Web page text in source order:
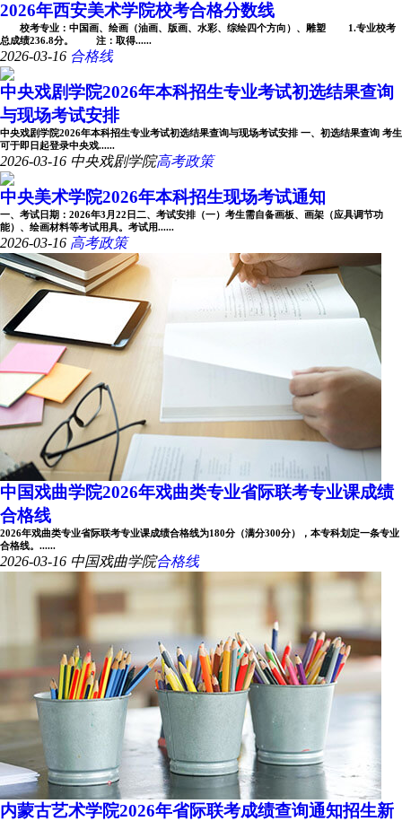
2026年西安美术学院校考合格分数线
校考专业：中国画、绘画（油画、版画、水彩、综绘四个方向）、雕塑 1.专业校考
总成绩236.8分。 注：取得......
2026-03-16 合格线
中央戏剧学院2026年本科招生专业考试初选结果查询
与现场考试安排
中央戏剧学院2026年本科招生专业考试初选结果查询与现场考试安排 一、初选结果查询 考生
可于即日起登录中央戏......
2026-03-16 中央戏剧学院高考政策
中央美术学院2026年本科招生现场考试通知
一、考试日期：2026年3月22日二、考试安排（一）考生需自备画板、画架（应具调节功
能）、绘画材料等考试用具。考试用......
2026-03-16 高考政策
中国戏曲学院2026年戏曲类专业省际联考专业课成绩
合格线
2026年戏曲类专业省际联考专业课成绩合格线为180分（满分300分），本专科划定一条专业
合格线。......
2026-03-16 中国戏曲学院合格线
内蒙古艺术学院2026年省际联考成绩查询通知招生新